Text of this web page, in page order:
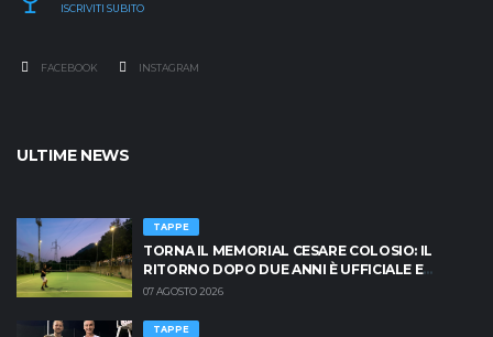
ISCRIVITI SUBITO
FACEBOOK INSTAGRAM
ULTIME NEWS
TAPPE
TORNA IL MEMORIAL CESARE COLOSIO: IL
RITORNO DOPO DUE ANNI È UFFICIALE E
BRESCIA È PRONTA AD INFIAMMARSI!
07 AGOSTO 2026
TAPPE